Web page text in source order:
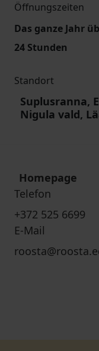
Öffnungszeiten
Das ganze Jahr
24 Stunden
Standort
Suplusranna,
Nigula vald,
Homepage
Telefon
+372 525 6699
E-Mail